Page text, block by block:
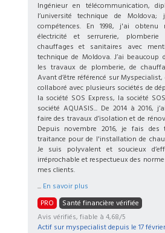
Ingénieur en télécommunication,
l’université technique de Moldova;
compétences. En 1998, j'ai
électricité et serrurerie,
chauffages et sanitaires avec
technique de Moldova. J’ai beaucoup
les travaux de plomberie, de
Avant d’être référencé sur Myspecialist,
collaboré avec plusieurs sociétés de
la société SOS Express, la société
société AQUASIS... De 2014 à 2016,
faire des travaux d’isolation et de
Depuis novembre 2016, je fais des
traitance pour de l'installation de
Je suis polyvalent et soucieux
irréprochable et respectueux des
mes clients.
... En savoir plus
PRO
Santé financière vérifiée
Avis vérifiés, fiable à 4,68/5
Actif sur myspecialist depuis le 17